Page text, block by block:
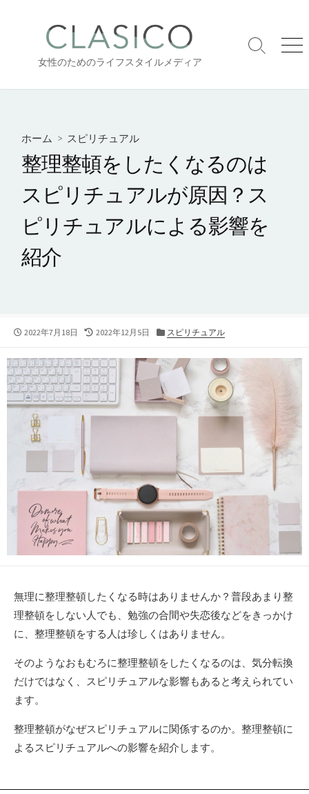
へ
女性のためのライフスタイルメディア
検
り
メ
ー
ホーム > スピリチュアル
整理整頓をしたくなるのは
スピリチュアルが原因？ス
ピリチュアルによる影響を
紹介
公
日
2022年7月18日
最
更
新
日
2022年12月5日
カ
ゴ
リ
スピリチュアル
無理に整理整頓したくなる時はありませんか？普段あまり整
理整頓をしない人でも、勉強の合間や失恋後などをきっかけ
に、整理整頓をする人は珍しくはありません。
そのようなおもむろに整理整頓をしたくなるのは、気分転換
だけではなく、スピリチュアルな影響もあると考えられてい
ます。
整理整頓がなぜスピリチュアルに関係するのか。整理整頓に
よるスピリチュアルへの影響を紹介します。